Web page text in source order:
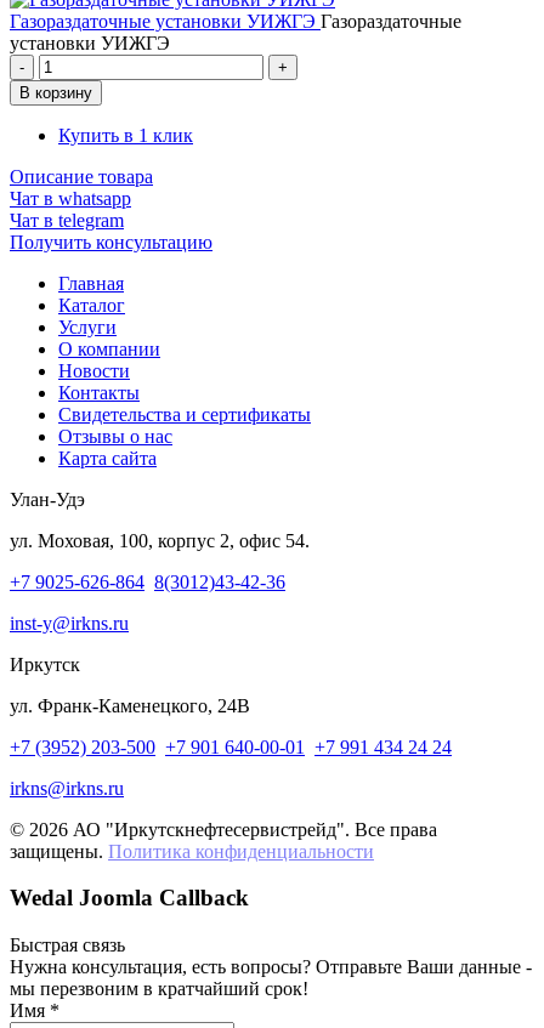
Газораздаточные установки УИЖГЭ Газораздаточные
установки УИЖГЭ
Купить в 1 клик
Описание товара
Чат в whatsapp
Чат в telegram
Получить консультацию
Главная
Каталог
Услуги
О компании
Новости
Контакты
Свидетельства и сертификаты
Отзывы о нас
Карта сайта
Улан-Удэ
ул. Моховая, 100, корпус 2, офис 54.
+7 9025-626-864 8(3012)43-42-36
inst-y@irkns.ru
Иркутск
ул. Франк-Каменецкого, 24В
+7 (3952) 203-500 +7 901 640-00-01
+7 991 434 24 24
irkns@irkns.ru
© 2026 АО "Иркутскнефтесервистрейд". Все права
защищены. Политика конфиденциальности
Wedal Joomla Callback
Быстрая связь
Нужна консультация, есть вопросы? Отправьте Ваши данные -
мы перезвоним в кратчайший срок!
Имя *